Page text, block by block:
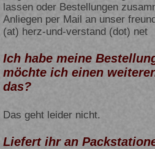
lassen oder Bestellungen
Anliegen per Mail an unser
(at) herz-und-verstand (dot) net
Ich habe meine
möchte ich einen
das?
Das geht leider nicht.
Liefert ihr an